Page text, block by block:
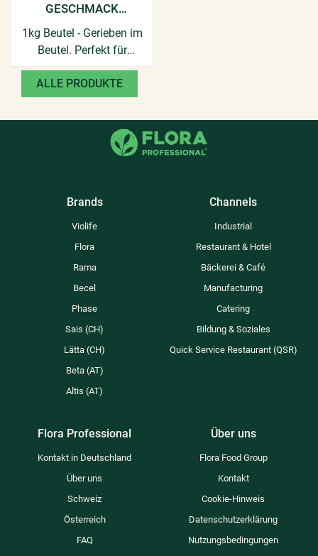
GESCHMACK
GERIEBEN
1kg Beutel - Gerieben im
Beutel. Perfekt für
Gratins und Aufläufe.
ALLE PRODUKTE
Brands
Violife
Flora
Rama
Becel
Phase
Sais (CH)
Lätta (CH)
Beta (AT)
Altis (AT)
Channels
Industrial
Restaurant & Hotel
Bäckerei & Café
Manufacturing
Catering
Bildung & Soziales​
Quick Service Restaurant (QSR)
Flora Professional
Kontakt in Deutschland
Über uns
Schweiz
Österreich​
FAQ
Über uns
Flora Food Group
Kontakt
Cookie-Hinweis
Datenschutzerklärung
Nutzungsbedingungen